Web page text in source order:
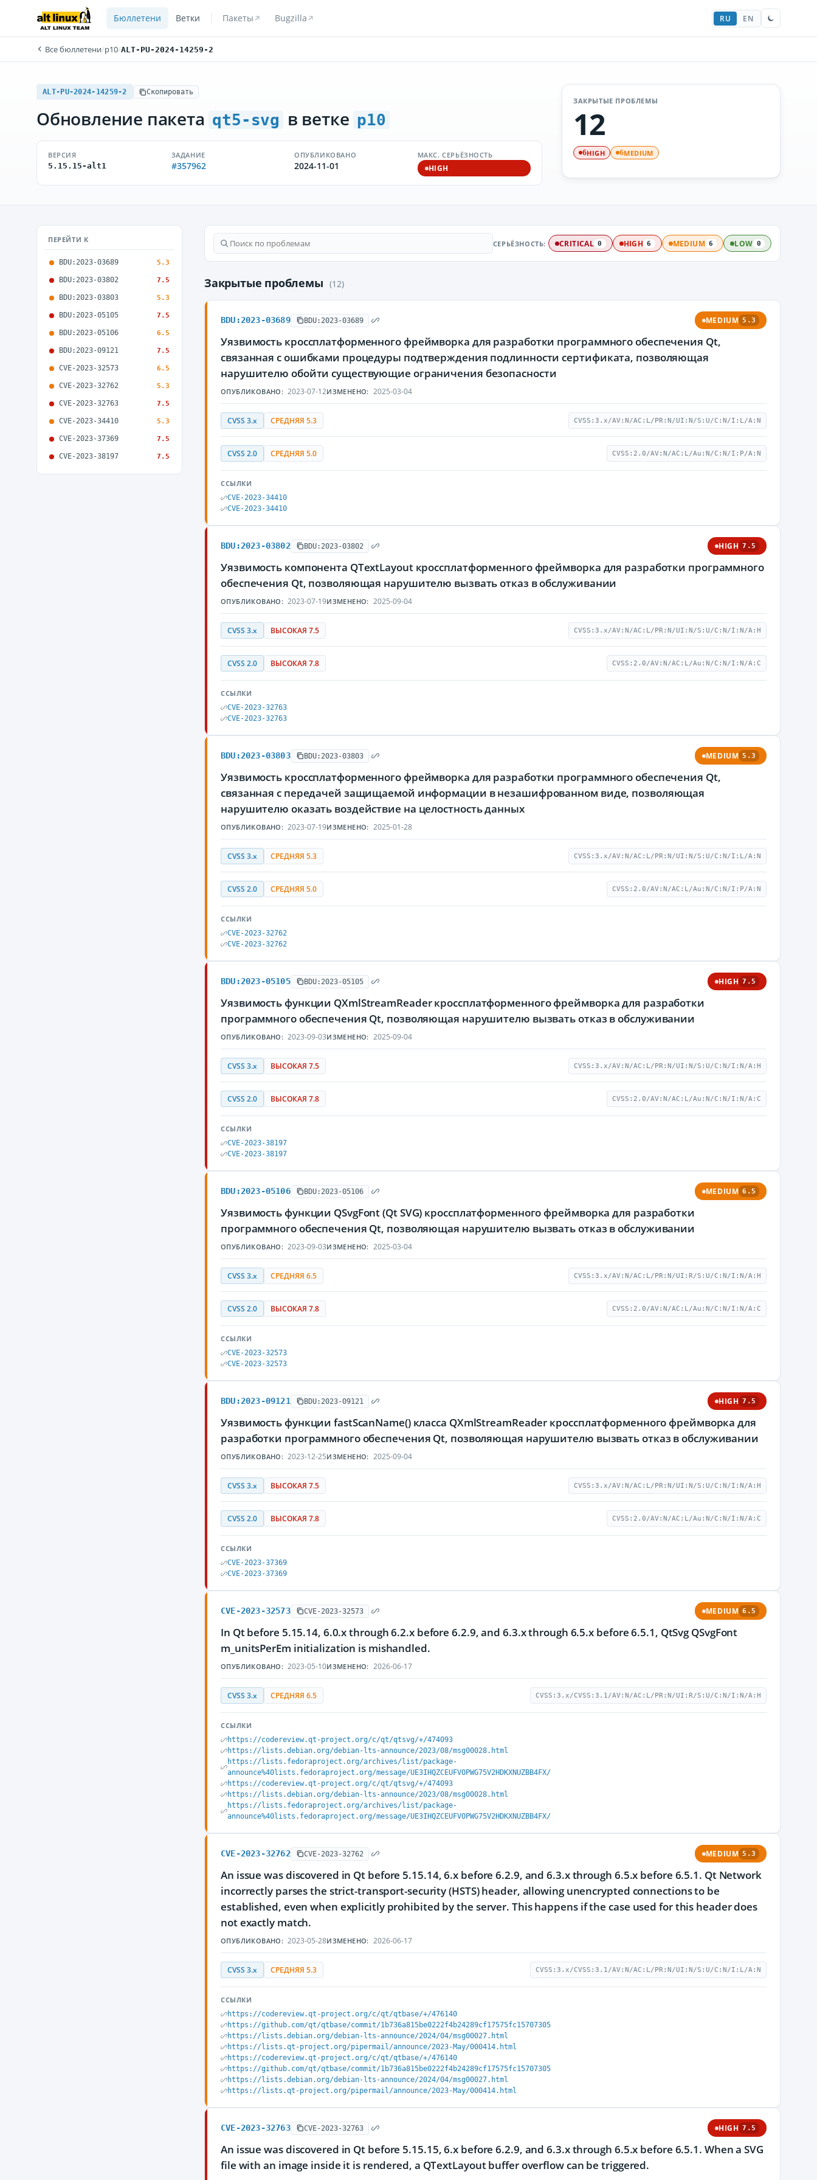
Бюллетени Ветки Пакеты Bugzilla RU EN
Все бюллетени/p10/ALT-PU-2024-14259-2
ALT-PU-2024-14259-2 Скопировать
Обновление пакета qt5-svg в ветке p10
ВЕРСИЯ
5.15.15-alt1
ЗАДАНИЕ
#357962
ОПУБЛИКОВАНО
2024-11-01
МАКС. СЕРЬЁЗНОСТЬ
HIGH
ЗАКРЫТЫЕ ПРОБЛЕМЫ
12
6HIGH 6MEDIUM
ПЕРЕЙТИ К
BDU:2023-03689 5.3
BDU:2023-03802 7.5
BDU:2023-03803 5.3
BDU:2023-05105 7.5
BDU:2023-05106 6.5
BDU:2023-09121 7.5
CVE-2023-32573 6.5
CVE-2023-32762 5.3
CVE-2023-32763 7.5
CVE-2023-34410 5.3
CVE-2023-37369 7.5
CVE-2023-38197 7.5
СЕРЬЁЗНОСТЬ: CRITICAL 0 HIGH 6 MEDIUM 6 LOW 0
Закрытые проблемы (12)
BDU:2023-03689 BDU:2023-03689 MEDIUM 5.3
Уязвимость кроссплатформенного фреймворка для разработки программного обеспечения Qt,
связанная с ошибками процедуры подтверждения подлинности сертификата, позволяющая
нарушителю обойти существующие ограничения безопасности
ОПУБЛИКОВАНО: 2023-07-12ИЗМЕНЕНО: 2025-03-04
CVSS 3.x СРЕДНЯЯ 5.3 CVSS:3.x/AV:N/AC:L/PR:N/UI:N/S:U/C:N/I:L/A:N
CVSS 2.0 СРЕДНЯЯ 5.0 CVSS:2.0/AV:N/AC:L/Au:N/C:N/I:P/A:N
ССЫЛКИ
CVE-2023-34410
CVE-2023-34410
BDU:2023-03802 BDU:2023-03802 HIGH 7.5
Уязвимость компонента QTextLayout кроссплатформенного фреймворка для разработки программного
обеспечения Qt, позволяющая нарушителю вызвать отказ в обслуживании
ОПУБЛИКОВАНО: 2023-07-19ИЗМЕНЕНО: 2025-09-04
CVSS 3.x ВЫСОКАЯ 7.5 CVSS:3.x/AV:N/AC:L/PR:N/UI:N/S:U/C:N/I:N/A:H
CVSS 2.0 ВЫСОКАЯ 7.8 CVSS:2.0/AV:N/AC:L/Au:N/C:N/I:N/A:C
ССЫЛКИ
CVE-2023-32763
CVE-2023-32763
BDU:2023-03803 BDU:2023-03803 MEDIUM 5.3
Уязвимость кроссплатформенного фреймворка для разработки программного обеспечения Qt,
связанная с передачей защищаемой информации в незашифрованном виде, позволяющая
нарушителю оказать воздействие на целостность данных
ОПУБЛИКОВАНО: 2023-07-19ИЗМЕНЕНО: 2025-01-28
CVSS 3.x СРЕДНЯЯ 5.3 CVSS:3.x/AV:N/AC:L/PR:N/UI:N/S:U/C:N/I:L/A:N
CVSS 2.0 СРЕДНЯЯ 5.0 CVSS:2.0/AV:N/AC:L/Au:N/C:N/I:P/A:N
ССЫЛКИ
CVE-2023-32762
CVE-2023-32762
BDU:2023-05105 BDU:2023-05105 HIGH 7.5
Уязвимость функции QXmlStreamReader кроссплатформенного фреймворка для разработки
программного обеспечения Qt, позволяющая нарушителю вызвать отказ в обслуживании
ОПУБЛИКОВАНО: 2023-09-03ИЗМЕНЕНО: 2025-09-04
CVSS 3.x ВЫСОКАЯ 7.5 CVSS:3.x/AV:N/AC:L/PR:N/UI:N/S:U/C:N/I:N/A:H
CVSS 2.0 ВЫСОКАЯ 7.8 CVSS:2.0/AV:N/AC:L/Au:N/C:N/I:N/A:C
ССЫЛКИ
CVE-2023-38197
CVE-2023-38197
BDU:2023-05106 BDU:2023-05106 MEDIUM 6.5
Уязвимость функции QSvgFont (Qt SVG) кроссплатформенного фреймворка для разработки
программного обеспечения Qt, позволяющая нарушителю вызвать отказ в обслуживании
ОПУБЛИКОВАНО: 2023-09-03ИЗМЕНЕНО: 2025-03-04
CVSS 3.x СРЕДНЯЯ 6.5 CVSS:3.x/AV:N/AC:L/PR:N/UI:R/S:U/C:N/I:N/A:H
CVSS 2.0 ВЫСОКАЯ 7.8 CVSS:2.0/AV:N/AC:L/Au:N/C:N/I:N/A:C
ССЫЛКИ
CVE-2023-32573
CVE-2023-32573
BDU:2023-09121 BDU:2023-09121 HIGH 7.5
Уязвимость функции fastScanName() класса QXmlStreamReader кроссплатформенного фреймворка для
разработки программного обеспечения Qt, позволяющая нарушителю вызвать отказ в обслуживании
ОПУБЛИКОВАНО: 2023-12-25ИЗМЕНЕНО: 2025-09-04
CVSS 3.x ВЫСОКАЯ 7.5 CVSS:3.x/AV:N/AC:L/PR:N/UI:N/S:U/C:N/I:N/A:H
CVSS 2.0 ВЫСОКАЯ 7.8 CVSS:2.0/AV:N/AC:L/Au:N/C:N/I:N/A:C
ССЫЛКИ
CVE-2023-37369
CVE-2023-37369
CVE-2023-32573 CVE-2023-32573 MEDIUM 6.5
In Qt before 5.15.14, 6.0.x through 6.2.x before 6.2.9, and 6.3.x through 6.5.x before 6.5.1, QtSvg QSvgFont
m_unitsPerEm initialization is mishandled.
ОПУБЛИКОВАНО: 2023-05-10ИЗМЕНЕНО: 2026-06-17
CVSS 3.x СРЕДНЯЯ 6.5 CVSS:3.x/CVSS:3.1/AV:N/AC:L/PR:N/UI:R/S:U/C:N/I:N/A:H
ССЫЛКИ
https://codereview.qt-project.org/c/qt/qtsvg/+/474093
https://lists.debian.org/debian-lts-announce/2023/08/msg00028.html
https://lists.fedoraproject.org/archives/list/package-
announce%40lists.fedoraproject.org/message/UE3IHQZCEUFVOPWG75V2HDKXNUZBB4FX/
https://codereview.qt-project.org/c/qt/qtsvg/+/474093
https://lists.debian.org/debian-lts-announce/2023/08/msg00028.html
https://lists.fedoraproject.org/archives/list/package-
announce%40lists.fedoraproject.org/message/UE3IHQZCEUFVOPWG75V2HDKXNUZBB4FX/
CVE-2023-32762 CVE-2023-32762 MEDIUM 5.3
An issue was discovered in Qt before 5.15.14, 6.x before 6.2.9, and 6.3.x through 6.5.x before 6.5.1. Qt Network
incorrectly parses the strict-transport-security (HSTS) header, allowing unencrypted connections to be
established, even when explicitly prohibited by the server. This happens if the case used for this header does
not exactly match.
ОПУБЛИКОВАНО: 2023-05-28ИЗМЕНЕНО: 2026-06-17
CVSS 3.x СРЕДНЯЯ 5.3 CVSS:3.x/CVSS:3.1/AV:N/AC:L/PR:N/UI:N/S:U/C:N/I:L/A:N
ССЫЛКИ
https://codereview.qt-project.org/c/qt/qtbase/+/476140
https://github.com/qt/qtbase/commit/1b736a815be0222f4b24289cf17575fc15707305
https://lists.debian.org/debian-lts-announce/2024/04/msg00027.html
https://lists.qt-project.org/pipermail/announce/2023-May/000414.html
https://codereview.qt-project.org/c/qt/qtbase/+/476140
https://github.com/qt/qtbase/commit/1b736a815be0222f4b24289cf17575fc15707305
https://lists.debian.org/debian-lts-announce/2024/04/msg00027.html
https://lists.qt-project.org/pipermail/announce/2023-May/000414.html
CVE-2023-32763 CVE-2023-32763 HIGH 7.5
An issue was discovered in Qt before 5.15.15, 6.x before 6.2.9, and 6.3.x through 6.5.x before 6.5.1. When a SVG
file with an image inside it is rendered, a QTextLayout buffer overflow can be triggered.